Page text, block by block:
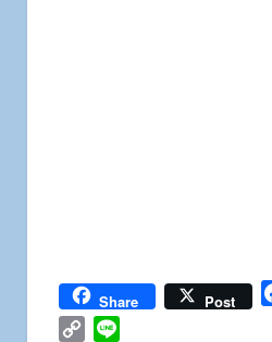
Share Post
Copy